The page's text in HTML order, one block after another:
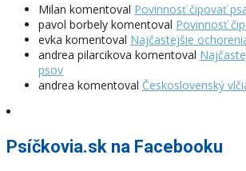
Milan komentoval Povinnosť čipovať
pavol borbely komentoval Povinnosť
evka komentoval Najčastejšie
andrea pilarcikova komentoval
psov
andrea komentoval Československý
Psíčkovia.sk na Facebooku